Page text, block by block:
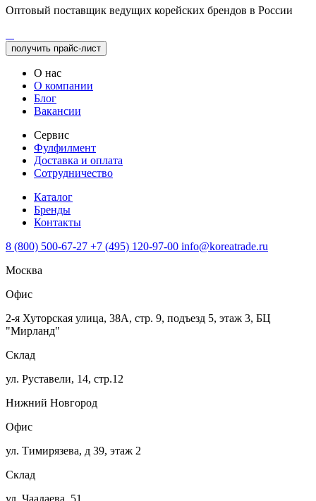
Оптовый поставщик ведущих корейских брендов в России
получить прайс-лист
О нас
О компании
Блог
Вакансии
Сервис
Фулфилмент
Доставка и оплата
Сотрудничество
Каталог
Бренды
Контакты
8 (800) 500-67-27 +7 (495) 120-97-00 info@koreatrade.ru
Москва
Офис
2-я Хуторская улица, 38А, стр. 9, подъезд 5, этаж 3, БЦ
"Мирланд"
Склад
ул. Руставели, 14, стр.12
Нижний Новгород
Офис
ул. Тимирязева, д 39, этаж 2
Склад